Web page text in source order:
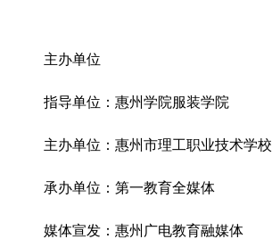
主办单位
指导单位：惠州学院服装学院
主办单位：惠州市理工职业技术学校
承办单位：第一教育全媒体
媒体宣发：惠州广电教育融媒体